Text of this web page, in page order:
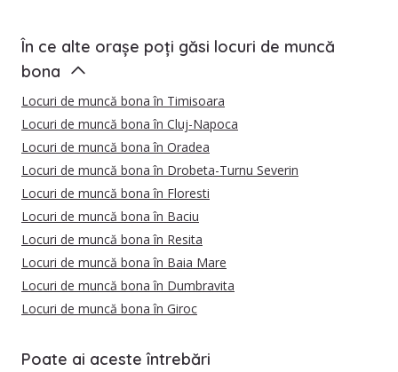
În ce alte orașe poți găsi locuri de muncă
bona
Locuri de muncă bona în Timisoara
Locuri de muncă bona în Cluj-Napoca
Locuri de muncă bona în Oradea
Locuri de muncă bona în Drobeta-Turnu Severin
Locuri de muncă bona în Floresti
Locuri de muncă bona în Baciu
Locuri de muncă bona în Resita
Locuri de muncă bona în Baia Mare
Locuri de muncă bona în Dumbravita
Locuri de muncă bona în Giroc
Poate ai aceste întrebări